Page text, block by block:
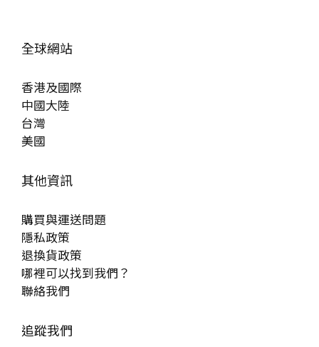
全球網站
香港及國際
中國大陸
台灣
美國
其他資訊
購買與運送問題
隱私政策
退換貨政策
哪裡可以找到我們？
聯絡我們
追蹤我們